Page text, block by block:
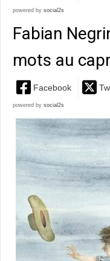
powered by social2s
Fabian
mots au
Facebook
powered by social2s